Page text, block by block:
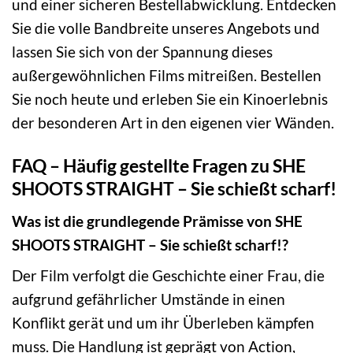
und einer sicheren Bestellabwicklung. Entdecken
Sie die volle Bandbreite unseres Angebots und
lassen Sie sich von der Spannung dieses
außergewöhnlichen Films mitreißen. Bestellen
Sie noch heute und erleben Sie ein Kinoerlebnis
der besonderen Art in den eigenen vier Wänden.
FAQ – Häufig gestellte Fragen zu SHE
SHOOTS STRAIGHT – Sie schießt scharf!
Was ist die grundlegende Prämisse von SHE
SHOOTS STRAIGHT – Sie schießt scharf!?
Der Film verfolgt die Geschichte einer Frau, die
aufgrund gefährlicher Umstände in einen
Konflikt gerät und um ihr Überleben kämpfen
muss. Die Handlung ist geprägt von Action,